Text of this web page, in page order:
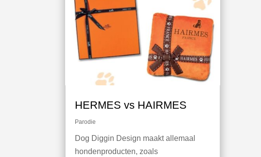
HERMES vs HAIRMES
Parodie
Dog Diggin Design maakt allemaal
hondenproducten, zoals